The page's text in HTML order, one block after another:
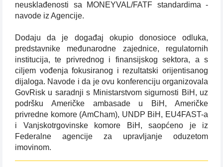
neusklađenosti sa MONEYVAL/FATF standardima -
navode iz Agencije.
Dodaju da je događaj okupio donosioce odluka,
predstavnike međunarodne zajednice, regulatornih
institucija, te privrednog i finansijskog sektora, a s
ciljem vođenja fokusiranog i rezultatski orijentisanog
dijaloga. Navode i da je ovu konferenciju organizovala
GovRisk u saradnji s Ministarstvom sigurnosti BiH, uz
podršku Američke ambasade u BiH, Američke
privredne komore (AmCham), UNDP BiH, EU4FAST-a
i Vanjskotrgovinske komore BiH, saopćeno je iz
Federalne agencije za upravljanje oduzetom
imovinom.